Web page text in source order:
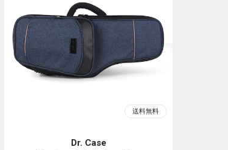
Dr. Case